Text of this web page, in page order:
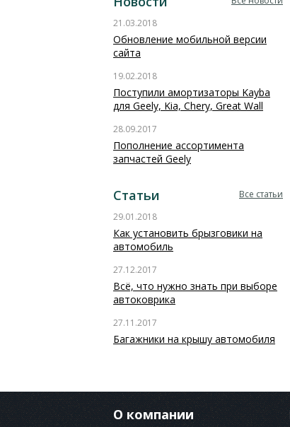
21.03.2018
Обновление мобильной версии
сайта
19.02.2018
Поступили амортизаторы Kayba
для Geely, Kia, Chery, Great Wall
28.09.2017
Пополнение ассортимента
запчастей Geely
Статьи
Все статьи
29.01.2018
Как установить брызговики на
автомобиль
27.12.2017
Всё, что нужно знать при выборе
автоковрика
27.11.2017
Багажники на крышу автомобиля
О компании